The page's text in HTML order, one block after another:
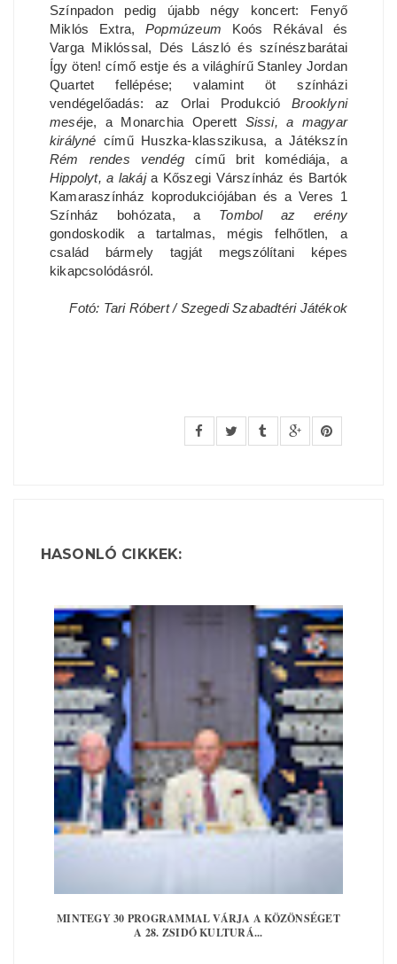
Színpadon pedig újabb négy koncert: Fenyő
Miklós Extra,Popmúzeum Koós Rékával és
Varga Miklóssal, Dés László és színészbarátai
Így öten! címő estje és a világhírű Stanley Jordan
Quartet fellépése; valamint öt színházi
vendégelőadás: az Orlai ProdukcióBrooklyni
meséje, a Monarchia Operett Sissi, a magyar
királyné című Huszka-klasszikusa, a Játékszín
Rém rendes vendég című brit komédiája, a
Hippolyt, a lakája Kőszegi Várszínház és Bartók
Kamaraszínház koprodukciójában és a Veres 1
Színház bohózata, a Tombol az erény
gondoskodik a tartalmas, mégis felhőtlen, a
család bármely tagját megszólítani képes
kikapcsolódásról.
Fotó: Tari Róbert / Szegedi Szabadtéri Játékok
HASONLÓ CIKKEK:
MINTEGY 30 PROGRAMMAL VÁRJA A KÖZÖNSÉGET
A 28. ZSIDÓ KULTURÁ...